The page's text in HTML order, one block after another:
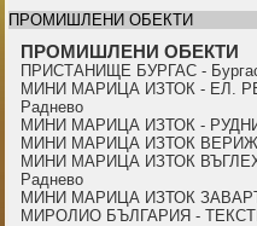
ПРОМИШЛЕНИ ОБЕКТИ
ПРОМИШЛЕНИ ОБЕКТИ
ПРИСТАНИЩЕ БУРГАС -
МИНИ МАРИЦА ИЗТОК - ЕЛ.
Раднево
МИНИ МАРИЦА ИЗТОК -
МИНИ МАРИЦА ИЗТОК
МИНИ МАРИЦА ИЗТОК
Раднево
МИНИ МАРИЦА ИЗТОК
МИРОЛИО БЪЛГАРИЯ -